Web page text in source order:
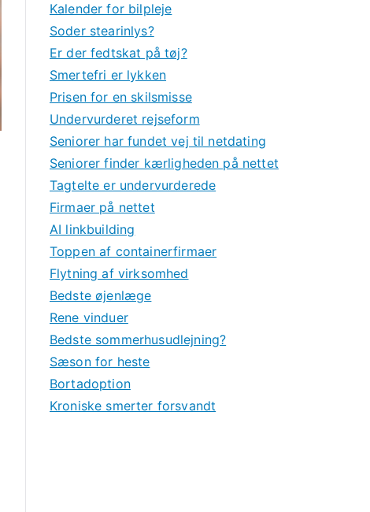
Kalender for bilpleje
Soder stearinlys?
Er der fedtskat på tøj?
Smertefri er lykken
Prisen for en skilsmisse
Undervurderet rejseform
Seniorer har fundet vej til netdating
Seniorer finder kærligheden på nettet
Tagtelte er undervurderede
Firmaer på nettet
AI linkbuilding
Toppen af containerfirmaer
Flytning af virksomhed
Bedste øjenlæge
Rene vinduer
Bedste sommerhusudlejning?
Sæson for heste
Bortadoption
Kroniske smerter forsvandt